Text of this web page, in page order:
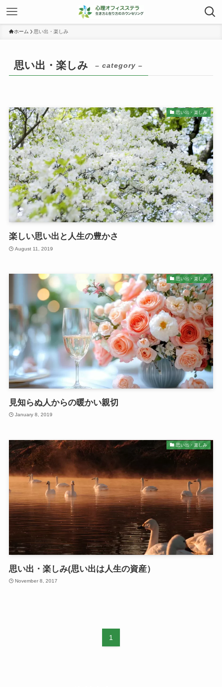
ホーム 思い出・楽しみ
思い出・楽しみ – category –
思い出・楽しみ
楽しい思い出と人生の豊かさ
August 11, 2019
思い出・楽しみ
見知らぬ人からの暖かい親切
January 8, 2019
思い出・楽しみ
思い出・楽しみ(思い出は人生の資産）
November 8, 2017
1